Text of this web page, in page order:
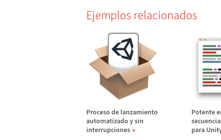
Ejemplos relacionados
Proceso de lanzamiento
automatizado y sin
interrupciones
Potente
para